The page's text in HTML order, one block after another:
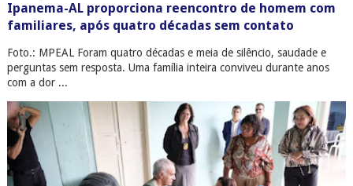
Ipanema-AL proporciona reencontro de homem com
familiares, após quatro décadas sem contato
Foto.: MPEAL Foram quatro décadas e meia de silêncio, saudade e
perguntas sem resposta. Uma família inteira conviveu durante anos
com a dor ...